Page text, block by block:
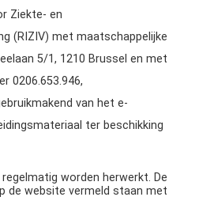
Ziekte- en
(RIZIV) met maatschappelijke
5/1, 1210 Brussel en met
0206.653.946,
van het e-
ter beschikking
worden herwerkt. De
de website vermeld staan met